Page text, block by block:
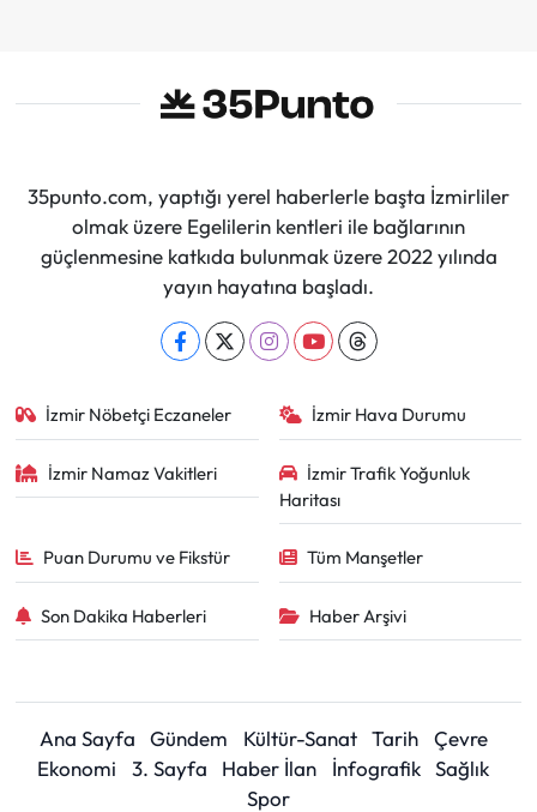
35punto.com, yaptığı yerel haberlerle başta İzmirliler
olmak üzere Egelilerin kentleri ile bağlarının
güçlenmesine katkıda bulunmak üzere 2022 yılında
yayın hayatına başladı.
İzmir Nöbetçi Eczaneler İzmir Hava Durumu
İzmir Namaz Vakitleri
İzmir Trafik Yoğunluk
Haritası
Puan Durumu ve Fikstür Tüm Manşetler
Son Dakika Haberleri Haber Arşivi
Ana Sayfa Gündem Kültür-Sanat Tarih
Çevre
Ekonomi
3. Sayfa Haber İlan İnfografik Sağlık
Spor